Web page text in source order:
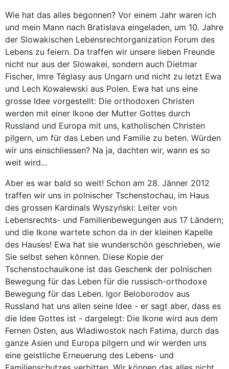
Wie hat das alles begonnen? Vor einem Jahr waren ich
und mein Mann nach Bratislava eingeladen, um 10. Jahre
der Slowakischen Lebensrechtorganization Forum des
Lebens zu feiern. Da traffen wir unsere lieben Freunde
nicht nur aus der Slowakei, sondern auch Dietmar
Fischer, Imre Téglasy aus Ungarn und nicht zu letzt Ewa
und Lech Kowalewski aus Polen. Ewa hat uns eine
grosse Idee vorgestellt: Die orthodoxen Christen
werden mit einer Ikone der Mutter Gottes durch
Russland und Europa mit uns, katholischen Christen
pilgern, um für das Leben und Familie zu beten. Würden
wir uns einschliessen? Na ja, dachten wir, wann es so
weit wird...
Aber es war bald so weit! Schon am 28. Jänner 2012
traffen wir uns in polnischer Tschenstochau, im Haus
des grossen Kardinals Wyszyński: Leiter von
Lebensrechts- und Familienbewegungen aus 17 Ländern;
und die Ikone wartete schon da in der kleinen Kapelle
des Hauses! Ewa hat sie wunderschön geschrieben, wie
Sie selbst sehen können. Diese Kopie der
Tschenstochauikone ist das Geschenk der polnischen
Bewegung für das Leben für die russisch-orthodoxe
Bewegung für das Leben. Igor Beloborodov aus
Russland hat uns allen seine Idee - er sagt aber, dass es
die Idee Gottes ist - dargelegt: Die Ikone wird aus dem
Fernen Osten, aus Wladiwostok nach Fatima, durch das
ganze Asien und Europa pilgern und wir werden uns
eine geistliche Erneuerung des Lebens- und